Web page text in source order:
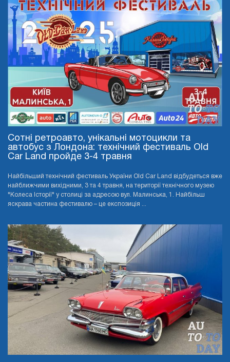
Сотні ретроавто, унікальні мотоцикли та
автобус з Лондона: технічний фестиваль Old
Car Land пройде 3-4 травня
Найбільший технічний фестиваль України Old Car Land відбудеться вже
найближчими вихідними, 3 та 4 травня, на території технічного музею
"Колеса Історії" у столиці за адресою вул. Малинська, 1. Найбільш
яскрава частина фестивалю – це експозиція ...